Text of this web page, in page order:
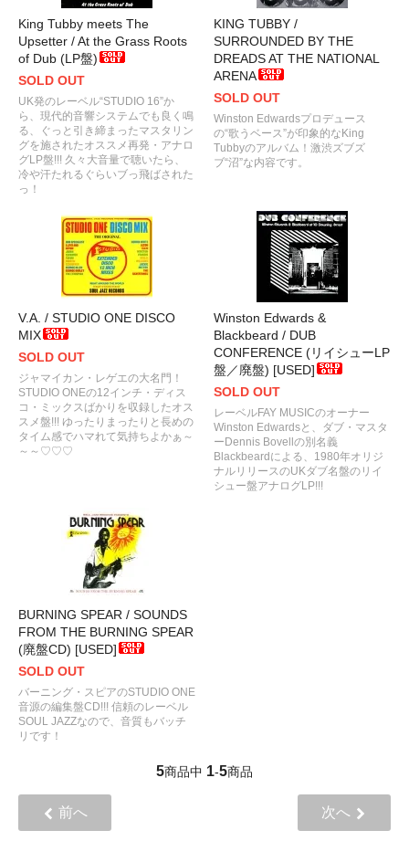
King Tubby meets The
Upsetter / At the Grass Roots
of Dub (LP盤)
SOLD OUT
UK発のレーベル“STUDIO 16”か
ら、現代的音響システムでも良く鳴
る、ぐっと引き締まったマスタリン
グを施されたオススメ再発・アナロ
グLP盤!!! 久々大音量で聴いたら、
冷や汗たれるぐらいブっ飛ばされた
っ！
KING TUBBY /
SURROUNDED BY THE
DREADS AT THE NATIONAL
ARENA
SOLD OUT
Winston Edwardsプロデュース
の“歌うベース”が印象的なKing
Tubbyのアルバム！激渋ズブズ
ブ“沼”な内容です。
V.A. / STUDIO ONE DISCO
MIX
SOLD OUT
ジャマイカン・レゲエの大名門！
STUDIO ONEの12インチ・ディス
コ・ミックスばかりを収録したオス
スメ盤!!! ゆったりまったりと長めの
タイム感でハマれて気持ちよかぁ～
～～♡♡♡
Winston Edwards &
Blackbeard / DUB
CONFERENCE (リイシューLP
盤／廃盤) [USED]
SOLD OUT
レーベルFAY MUSICのオーナー
Winston Edwardsと、ダブ・マスタ
ーDennis Bovellの別名義
Blackbeardによる、1980年オリジ
ナルリリースのUKダブ名盤のリイ
シュー盤アナログLP!!!
BURNING SPEAR / SOUNDS
FROM THE BURNING SPEAR
(廃盤CD) [USED]
SOLD OUT
バーニング・スピアのSTUDIO ONE
音源の編集盤CD!!! 信頼のレーベル
SOUL JAZZなので、音質もバッチ
リです！
5商品中 1-5商品
前へ 次へ